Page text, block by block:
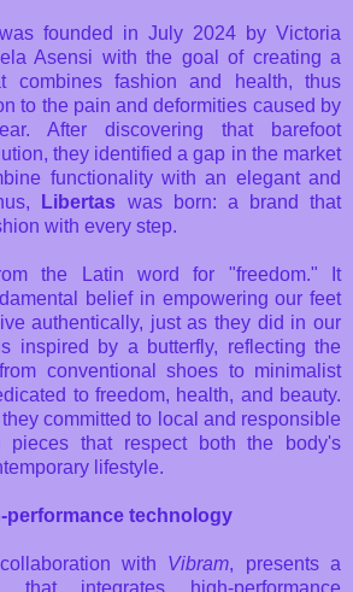
was founded in July 2024 by Victoria
Asensi with the goal of creating a
combines fashion and health, thus
to the pain and deformities caused by
After discovering that barefoot
they identified a gap in the market
functionality with an elegant and
Libertas was born: a brand that
with every step.
the Latin word for "freedom." It
belief in empowering our feet
authentically, just as they did in our
inspired by a butterfly, reflecting the
conventional shoes to minimalist
to freedom, health, and beauty.
committed to local and responsible
pieces that respect both the body's
lifestyle.
performance technology
with Vibram, presents a
that integrates high-performance